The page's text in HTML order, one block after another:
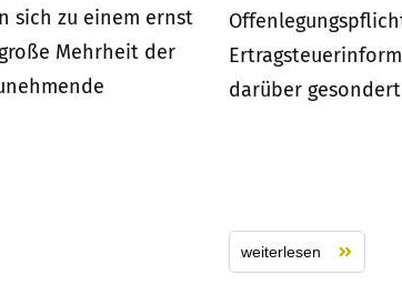
sich zu einem ernst
Mehrheit der
darüber
weiterlesen